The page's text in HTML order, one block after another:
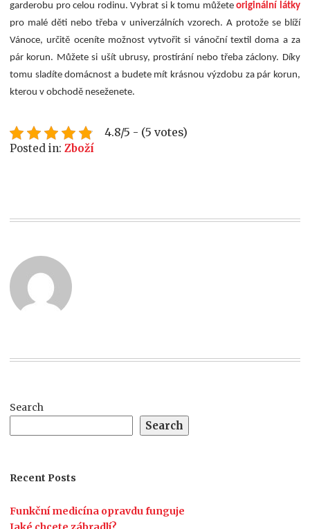
garderobu pro celou rodinu. Vybrat si k tomu můžeteoriginální látky
pro malé děti nebo třeba v univerzálních vzorech. A protože se blíží
Vánoce, určitě oceníte možnost vytvořit si vánoční textil doma a za
pár korun. Můžete si ušít ubrusy, prostírání nebo třeba záclony. Díky
tomu sladíte domácnost a budete mít krásnou výzdobu za pár korun,
kterou v obchodě neseženete.
4.8/5 - (5 votes)
Posted in:Zboží
Search
Search
Recent Posts
Funkční medicína opravdu funguje